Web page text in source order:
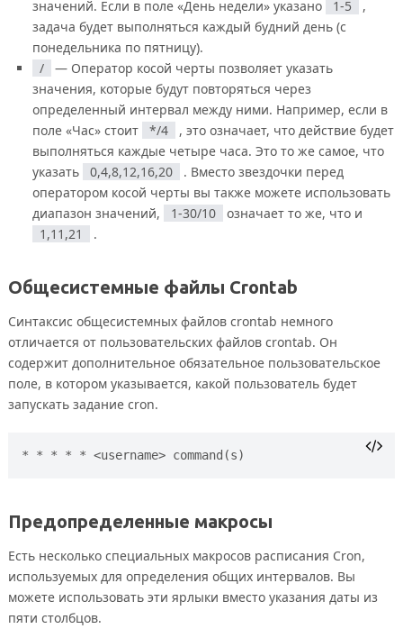
значений. Если в поле «День недели» указано 1-5
,
задача будет выполняться каждый будний день (с
понедельника по пятницу).
/
— Оператор косой черты позволяет указать
значения, которые будут повторяться через
определенный интервал между ними. Например, если в
поле «Час» стоит
*/4
, это означает, что действие будет
выполняться каждые четыре часа. Это то же самое, что
указать
0,4,8,12,16,20
. Вместо звездочки перед
оператором косой черты вы также можете использовать
диапазон значений,
1-30/10
означает то же, что и
1,11,21
.
Общесистемные файлы Crontab
Синтаксис общесистемных файлов crontab немного
отличается от пользовательских файлов crontab. Он
содержит дополнительное обязательное пользовательское
поле, в котором указывается, какой пользователь будет
запускать задание cron.
Предопределенные макросы
Есть несколько специальных макросов расписания Cron,
используемых для определения общих интервалов. Вы
можете использовать эти ярлыки вместо указания даты из
пяти столбцов.